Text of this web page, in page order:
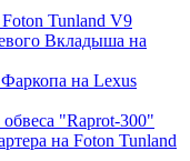
Tunland V9
Вкладыша на
на Lexus
"Raprot-300"
на Foton Tunland